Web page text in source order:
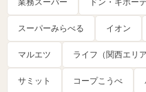
スーパーみらべる イオン
マルエツ ライフ（関西エリア
サミット コープこうべ